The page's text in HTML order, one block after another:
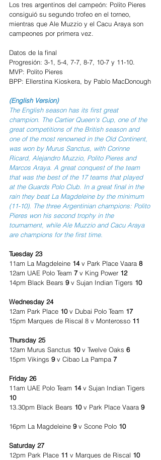
Los tres argentinos del campeón: Polito Pieres
consiguió su segundo trofeo en el torneo,
mientras que Ale Muzzio y el Cacu Araya son
campeones por primera vez.
Datos de la final
Progresión: 3-1, 5-4, 7-7, 8-7, 10-7 y 11-10.
MVP: Polito Pieres
BPP: Ellerstina Kioskera, by Pablo MacDonough
(English Version)
The English season has its first great
champion. The Cartier Queen's Cup, one of the
great competitions of the British season and
one of the most renowned in the Old Continent,
was won by Murus Sanctus, with Corinne
Ricard, Alejandro Muzzio, Polito Pieres and
Marcos Araya. A great conquest of the team
that was the best of the 17 teams that played
at the Guards Polo Club. In a great final in the
rain they beat La Magdeleine by the minimum
(11-10). The three Argentinian champions: Polito
Pieres won his second trophy in the
tournament, while Ale Muzzio and Cacu Araya
are champions for the first time.
Tuesday 23
11am La Magdeleine 14 v Park Place Vaara 8
12am UAE Polo Team 7 v King Power 12
14pm Black Bears 9 v Sujan Indian Tigers 10
Wednesday 24
12am Park Place 10 v Dubai Polo Team 17
15pm Marques de Riscal 8 v Monterosso 11
Thursday 25
12am Murus Sanctus 10 v Twelve Oaks 6
15pm Vikings 9 v Cibao La Pampa 7
Friday 26
11am UAE Polo Team 14 v Sujan Indian Tigers
10
13.30pm Black Bears 10 v Park Place Vaara 9
16pm La Magdeleine 9 v Scone Polo 10
Saturday 27
12pm Park Place 11 v Marques de Riscal 10